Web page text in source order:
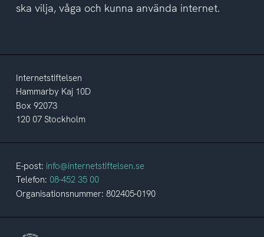
ska vilja, våga och kunna använda internet.
Internetstiftelsen
Hammarby Kaj 10D
Box 92073
120 07 Stockholm
E-post: info@internetstiftelsen.se
Telefon: 08-452 35 00
Organisationsnummer: 802405-0190